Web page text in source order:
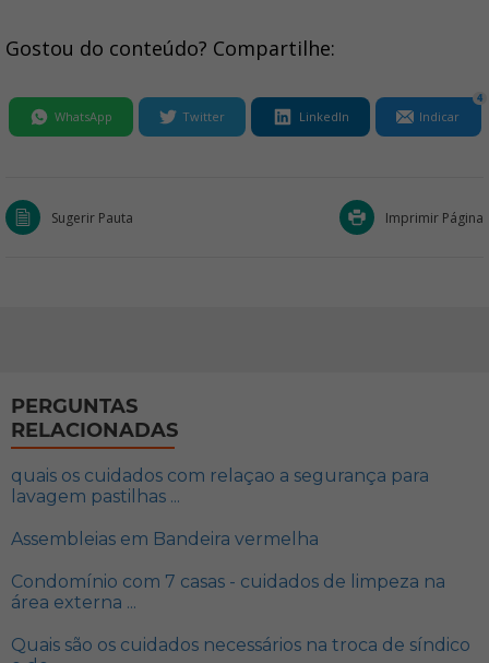
Gostou do conteúdo? Compartilhe:
WhatsApp Twitter LinkedIn Indicar
4
Sugerir Pauta Imprimir Página
PERGUNTAS
RELACIONADAS
quais os cuidados com relaçao a segurança para
lavagem pastilhas ...
Assembleias em Bandeira vermelha
Condomínio com 7 casas - cuidados de limpeza na
área externa ...
Quais são os cuidados necessários na troca de síndico